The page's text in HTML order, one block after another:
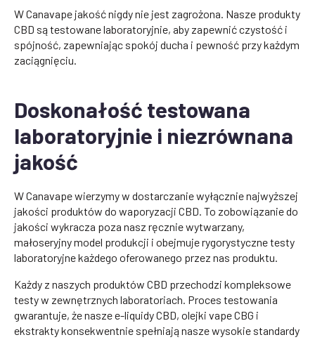
W Canavape jakość nigdy nie jest zagrożona. Nasze produkty
CBD są testowane laboratoryjnie, aby zapewnić czystość i
spójność, zapewniając spokój ducha i pewność przy każdym
zaciągnięciu.
Doskonałość testowana
laboratoryjnie i niezrównana
jakość
W Canavape wierzymy w dostarczanie wyłącznie najwyższej
jakości produktów do waporyzacji CBD. To zobowiązanie do
jakości wykracza poza nasz ręcznie wytwarzany,
małoseryjny model produkcji i obejmuje rygorystyczne testy
laboratoryjne każdego oferowanego przez nas produktu.
Każdy z naszych produktów CBD przechodzi kompleksowe
testy w zewnętrznych laboratoriach. Proces testowania
gwarantuje, że nasze e-liquidy CBD, olejki vape CBG i
ekstrakty konsekwentnie spełniają nasze wysokie standardy